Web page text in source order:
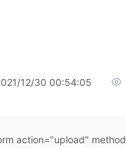
12/30 00:54:05
action="upload"